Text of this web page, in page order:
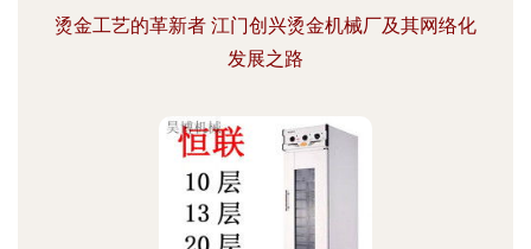
烫金工艺的革新者 江门创兴烫金机械厂及其网络化
发展之路